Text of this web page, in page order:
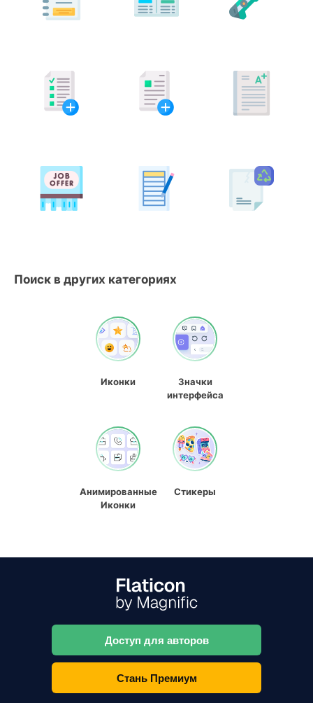
Поиск в других категориях
Иконки
Значки
интерфейса
Анимированные
Иконки
Стикеры
Доступ для авторов
Стань Премиум